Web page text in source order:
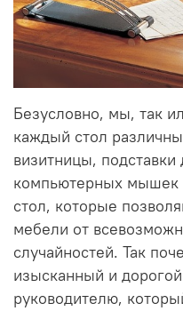
Безусловно, мы, так
каждый стол
визитницы, подставки
компьютерных мышек
стол, которые
мебели от
случайностей. Так
изысканный и
руководителю,